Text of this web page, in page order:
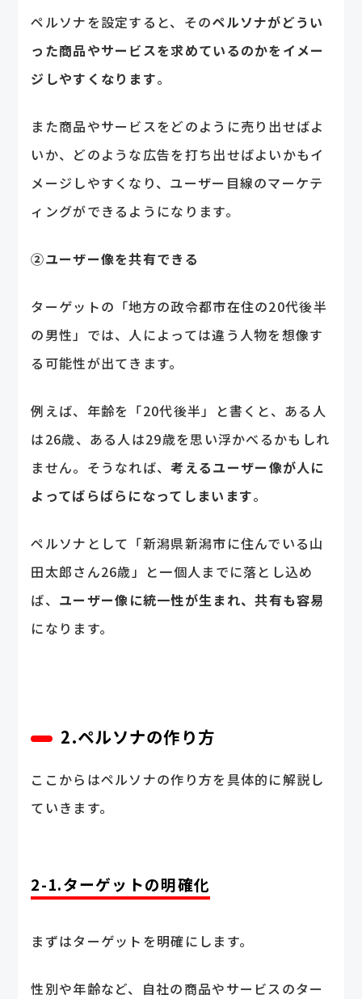
ペルソナを設定すると、そのペルソナがどうい
った商品やサービスを求めているのかをイメー
ジしやすくなります。
また商品やサービスをどのように売り出せばよ
いか、どのような広告を打ち出せばよいかもイ
メージしやすくなり、ユーザー目線のマーケテ
ィングができるようになります。
②ユーザー像を共有できる
ターゲットの「地方の政令都市在住の20代後半
の男性」では、人によっては違う人物を想像す
る可能性が出てきます。
例えば、年齢を「20代後半」と書くと、ある人
は26歳、ある人は29歳を思い浮かべるかもしれ
ません。そうなれば、考えるユーザー像が人に
よってばらばらになってしまいます。
ペルソナとして「新潟県新潟市に住んでいる山
田太郎さん26歳」と一個人までに落とし込め
ば、 ユーザー像に統一性が生まれ、共有も容易
になります。
2.ペルソナの作り方
ここからはペルソナの作り方を具体的に解説し
ていきます。
2-1.ターゲットの明確化
まずはターゲットを明確にします。
性別や年齢など、自社の商品やサービスのター